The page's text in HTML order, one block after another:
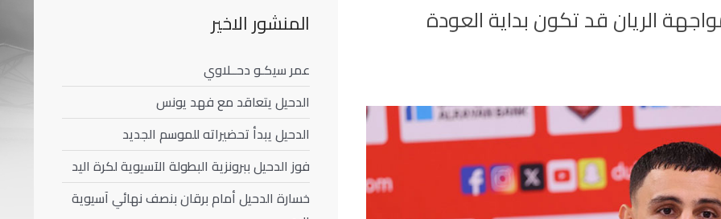
الريان قد تكون بداية العودة المنشور الاخير
عمر سيكـو دحــلاوي
الدحيل يتعاقد مع فهد يونس
الدحيل يبدأ تحضيراته للموسم الجديد
فوز الدحيل ببرونزية البطولة الآسيوية لكرة اليد
خسارة الدحيل أمام برقان بنصف نهائي آسيوية